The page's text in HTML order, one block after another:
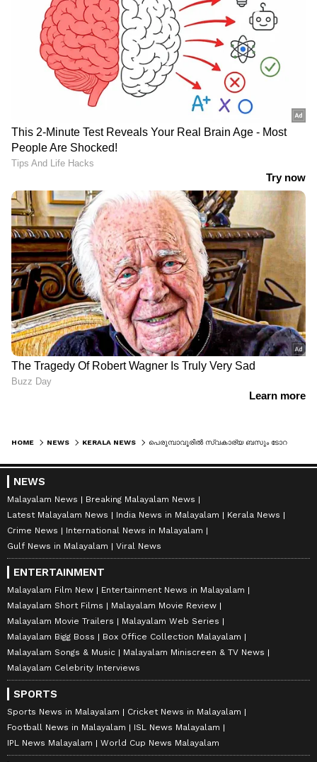
HOME NEWS KERALA NEWS
NEWS
Malayalam News
Breaking Malayalam News
Latest Malayalam News
India News in Malayalam
Kerala News
Crime News
International News in Malayalam
Gulf News in Malayalam
Viral News
ENTERTAINMENT
Malayalam Film New
Entertainment News in Malayalam
Malayalam Short Films
Malayalam Movie Review
Malayalam Movie Trailers
Malayalam Web Series
Malayalam Bigg Boss
Box Office Collection Malayalam
Malayalam Songs & Music
Malayalam Miniscreen & TV News
Malayalam Celebrity Interviews
SPORTS
Sports News in Malayalam
Cricket News in Malayalam
Football News in Malayalam
ISL News Malayalam
IPL News Malayalam
World Cup News Malayalam